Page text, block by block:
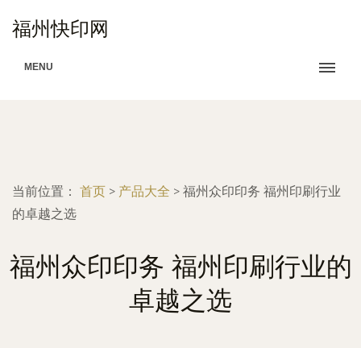
福州快印网
MENU
当前位置： 首页 > 产品大全 > 福州众印印务 福州印刷行业
的卓越之选
福州众印印务 福州印刷行业的
卓越之选